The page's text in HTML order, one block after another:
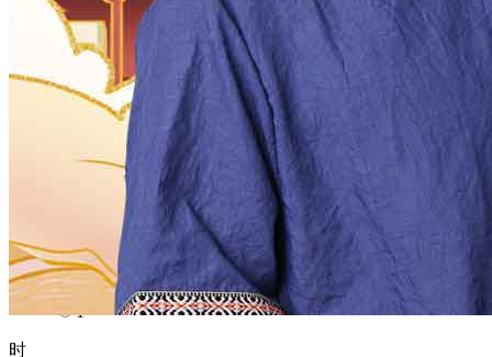
1931
1930 1928 1927 1926
1924
1923 1922 1920
1919
1918
1916 1915 1914
1912
1911
1909 1908 1907
1905
1904 1903 1902 1900
12
11 7
31
30 29 28 27 25 24
22
21 20 18 17
12
11 10 9 8 7 4
1
时